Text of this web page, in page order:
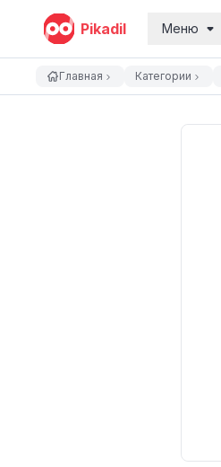
Pikadil Меню
Главная Категории